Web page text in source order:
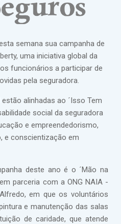
semana sua campanha de
uma iniciativa global da
funcionários a participar de
pela seguradora.
alinhadas ao ´Isso Tem
social da seguradora
e empreendedorismo,
e conscientização em
deste ano é o ´Mão na
parceria com a ONG NAIA -
em que os voluntários
e manutenção das salas
de caridade, que atende